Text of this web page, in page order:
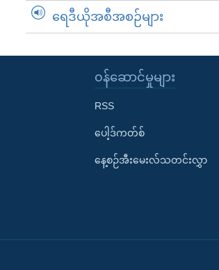
ရေဒီယိုအစီအစဉ်များ
၀န်ဆောင်မှုများ
RSS
ပေါ့ဒ်ကတ်စ်
နေ့စဉ်အီးမေးလ်သတင်းလွှာ